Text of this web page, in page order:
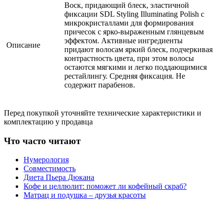
Описание
Воск, придающий блеск, эластичной
фиксации SDL Styling Illuminating Polish с
микрокристаллами для формирования
причесок с ярко-выраженным глянцевым
эффектом. Активные ингредиенты
придают волосам яркий блеск, подчеркивая
контрастность цвета, при этом волосы
остаются мягкими и легко поддающимися
рестайлингу. Средняя фиксация. Не
содержит парабенов.
Перед покупкой уточняйте технические характеристики и
комплектацию у продавца
Что часто читают
Нумерология
Совместимость
Диета Пьера Дюкана
Кофе и целлюлит: поможет ли кофейный скраб?
Матрац и подушка – друзья красоты